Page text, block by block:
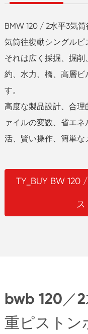
BMW 120 / 2水平3気
気筒往復動シングルピ
それは広く採掘、掘
約、水力、橋、高層ビ
す。
高度な製品設計、合
ァイルの変数、省エ
活、賢い操作、簡単な
TY_BUY BW
bwb 120／
重ピストン